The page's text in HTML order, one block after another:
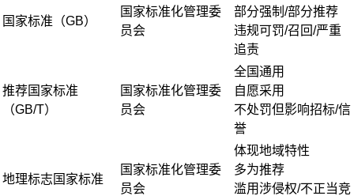
国家标准（GB）
国家标准化管理委
员会
部分强制/部分推荐
违规可罚/召回/严重
追责
推荐国家标准
（GB/T）
国家标准化管理委
员会
全国通用
自愿采用
不处罚但影响招标/信
誉
地理标志国家标准
国家标准化管理委
员会
体现地域特性
多为推荐
滥用涉侵权/不正当竞